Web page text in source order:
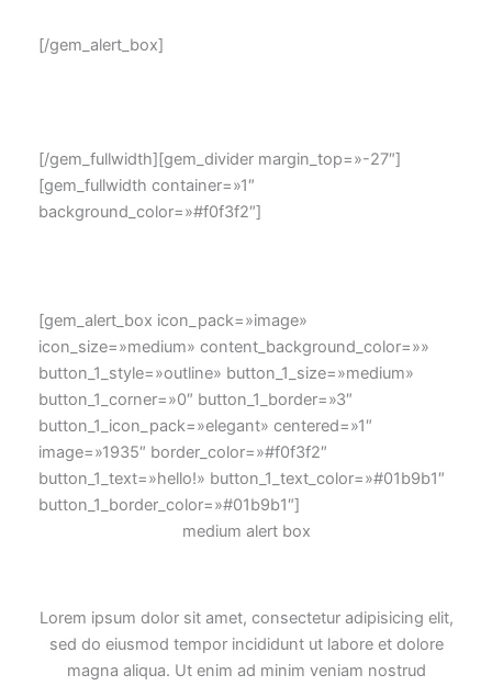
[/gem_alert_box]
[/gem_fullwidth][gem_divider margin_top=»-27″]
[gem_fullwidth container=»1″
background_color=»#f0f3f2″]
[gem_alert_box icon_pack=»image»
icon_size=»medium» content_background_color=»»
button_1_style=»outline» button_1_size=»medium»
button_1_corner=»0″ button_1_border=»3″
button_1_icon_pack=»elegant» centered=»1″
image=»1935″ border_color=»#f0f3f2″
button_1_text=»hello!» button_1_text_color=»#01b9b1″
button_1_border_color=»#01b9b1″]
medium alert box
Lorem ipsum dolor sit amet, consectetur adipisicing elit,
sed do eiusmod tempor incididunt ut labore et dolore
magna aliqua. Ut enim ad minim veniam nostrud